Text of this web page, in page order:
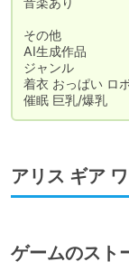
その他
AI生成作品
ジャンル
着衣 おっぱい ロ
催眠 巨乳/爆乳
アリス ギア
ゲームのスト